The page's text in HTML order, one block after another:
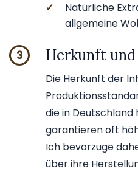
✓
Natürliche
allgemeine
3 Herkunft
Die Herkunft der
die in
garantieren oft
Ich bevorzuge
über ihre